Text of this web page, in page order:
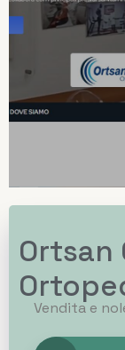
Ortsan
Vendita e